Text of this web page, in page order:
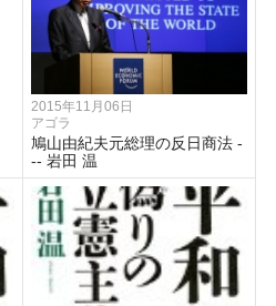
2015年11月06日
アゴラ
鳩山由紀夫元総理の反日商法 -
-- 岩田 温